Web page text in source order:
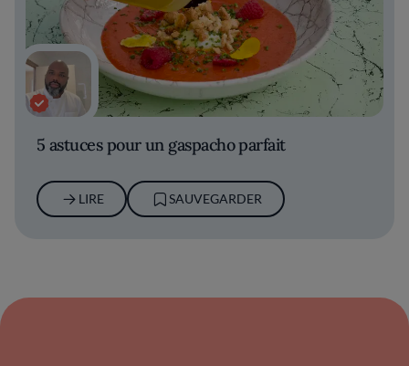
5 astuces pour un gaspacho parfait
LIRE SAUVEGARDER